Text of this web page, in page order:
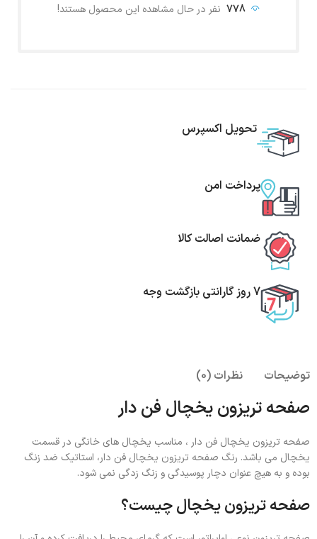
778 نفر در حال مشاهده این محصول هستند!
تحویل اکسپرس
پرداخت امن
ضمانت اصالت کالا
7 روز گارانتی بازگشت وجه
توضیحات نظرات (0)
صفحه تریزون یخچال فن دار
صفحه تریزون یخچال فن دار ، مناسب یخچال های خانگی در قسمت
یخچال می باشد. رنگ صفحه تریزون یخچال فن دار، استاتیک ضد زنگ
بوده و به هیچ عنوان دچار پوسیدگی و زنگ زدگی نمی شود.
صفحه تریزون یخچال چیست؟